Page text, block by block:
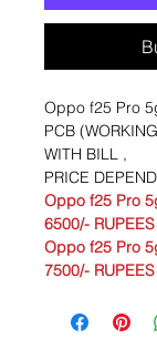
Oppo f25 Pro
PCB
WITH BILL ,
PRICE
Oppo f25 Pro
6500/- RUPEES
Oppo f25 Pro
7500/- RUPEES